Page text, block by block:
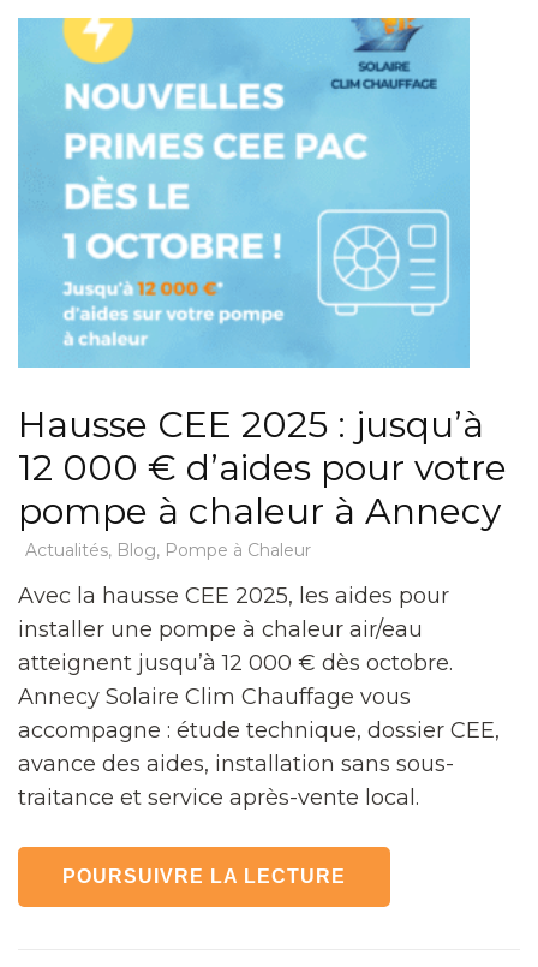
Hausse CEE 2025 : jusqu’à
12 000 € d’aides pour votre
pompe à chaleur à Annecy
Actualités, Blog, Pompe à Chaleur
Avec la hausse CEE 2025, les aides pour
installer une pompe à chaleur air/eau
atteignent jusqu’à 12 000 € dès octobre.
Annecy Solaire Clim Chauffage vous
accompagne : étude technique, dossier CEE,
avance des aides, installation sans sous-
traitance et service après-vente local.
POURSUIVRE LA LECTURE